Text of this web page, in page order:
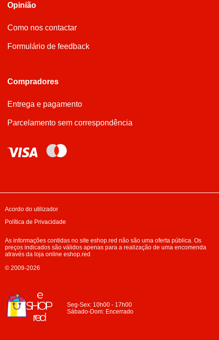
Opinião
Como nos contactar
Formulário de feedback
Compradores
Entrega e pagamento
Parcelamento sem correspondência
Seg-Sex: 10h00 - 17h00
Sábado-Dom: Encerrado
Acordo do utilizador
Política de Privacidade
As informações contidas no site eshop.red não são uma oferta pública. Os
preços indicados são válidos apenas para a realização de uma encomenda
através da loja online eshop.red
© 2009-2026